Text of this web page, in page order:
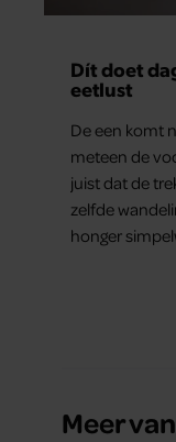
Dít doet
eetlust
De een komt
meteen de
juist dat de
zelfde
honger
Meer